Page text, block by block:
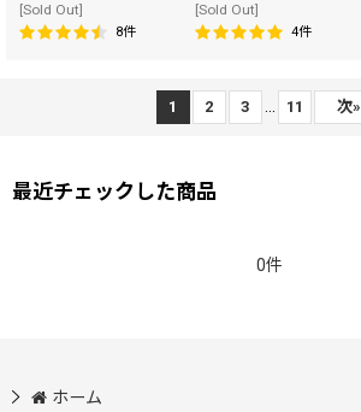
[Sold Out]
8件
[Sold Out]
4件
1 2 3 11 次»
最近チェックした商品
0件
ホーム